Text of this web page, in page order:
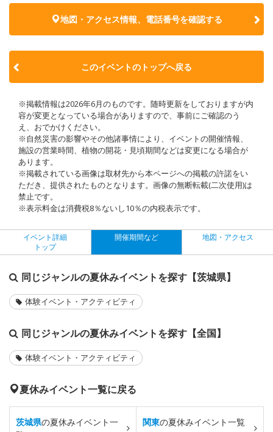
地図・アクセス情報、電話番号を確認する
このイベントのトップへ戻る
※掲載情報は2026年6月のものです。随時更新をしておりますが内
容が変更となっている場合がありますので、事前にご確認のう
え、おでかけください。
※自然災害の影響やその他諸事情により、イベントの開催情報、
施設の営業時間、植物の開花・見頃期間などは変更になる場合が
あります。
※掲載されている画像は取材先から本ページへの掲載の許諾をい
ただき、提供されたものとなります。画像の無断転載(二次使用)は
禁止です。
※表示料金は消費税8％ないし10％の内税表示です。
イベント詳細
トップ
開催期間など 地図・アクセス
同じジャンルの夏休みイベントを探す【茨城県】
体験イベント・アクティビティ
同じジャンルの夏休みイベントを探す【全国】
体験イベント・アクティビティ
夏休みイベント一覧に戻る
茨城県の夏休みイベント一
関東の夏休みイベント一覧